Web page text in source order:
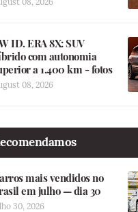
ID. ERA 8X: SUV
com autonomia
a 1.400 km - fotos
08, 2026
mais vendidos no
em julho — dia 30
30, 2026